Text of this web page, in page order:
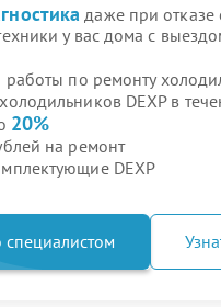
даже при отказе
у вас дома с
работы по ремонту
DEXP в
20%
на ремонт
DEXP
специалистом